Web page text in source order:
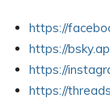
https://
https://
https://
https://